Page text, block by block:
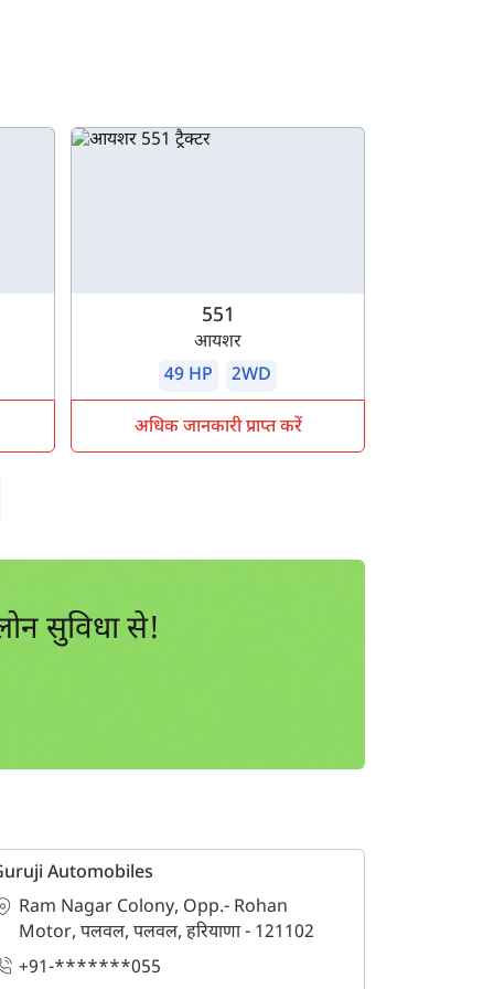
551
आयशर
49 HP
2WD
अधिक जानकारी प्राप्त करें
सुविधा से!
Automobiles
Ram Nagar Colony, Opp.- Rohan
Motor, पलवल, पलवल, हरियाणा - 121102
+91-*******055